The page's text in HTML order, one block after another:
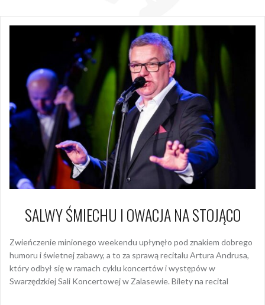
SALWY ŚMIECHU I OWACJA NA STOJĄCO
Zwieńczenie minionego weekendu upłynęło pod znakiem dobrego
humoru i świetnej zabawy, a to za sprawą recitalu Artura Andrusa,
który odbył się w ramach cyklu koncertów i występów w
Swarzędzkiej Sali Koncertowej w Zalasewie. Bilety na recital